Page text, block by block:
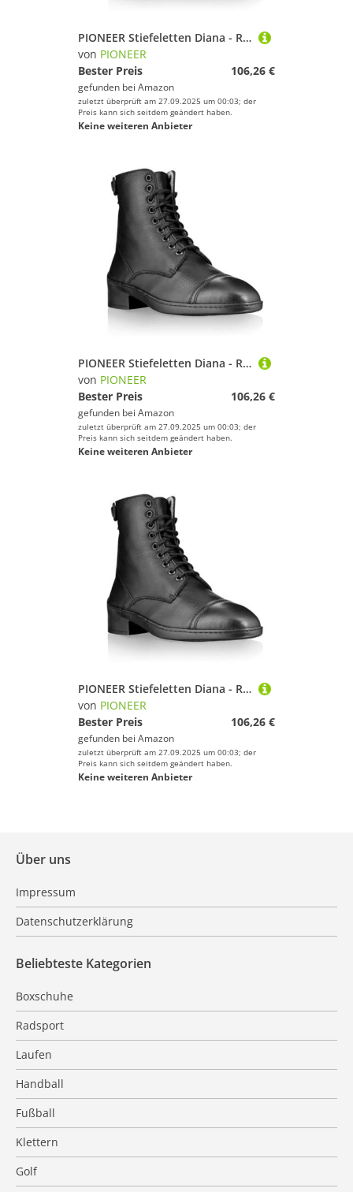
PIONEER Stiefeletten Diana - Reitstiefel für Damen und Herren - Aus Leder, mit Reißverschluss und Schnürung - Braun - Größe 41
von PIONEER
Bester Preis
106,26 €
gefunden bei Amazon
zuletzt überprüft am 27.09.2025 um 00:03; der
Preis kann sich seitdem geändert haben.
Keine weiteren Anbieter
PIONEER Stiefeletten Diana - Reitstiefel für Damen und Herren - Aus Leder, mit Reißverschluss und Schnürung - Schwarz - Größe 38
von PIONEER
Bester Preis
106,26 €
gefunden bei Amazon
zuletzt überprüft am 27.09.2025 um 00:03; der
Preis kann sich seitdem geändert haben.
Keine weiteren Anbieter
PIONEER Stiefeletten Diana - Reitstiefel für Damen und Herren - Aus Leder, mit Reißverschluss und Schnürung - Braun - Größe 40
von PIONEER
Bester Preis
106,26 €
gefunden bei Amazon
zuletzt überprüft am 27.09.2025 um 00:03; der
Preis kann sich seitdem geändert haben.
Keine weiteren Anbieter
Über uns
Impressum
Datenschutzerklärung
Beliebteste Kategorien
Boxschuhe
Radsport
Laufen
Handball
Fußball
Klettern
Golf